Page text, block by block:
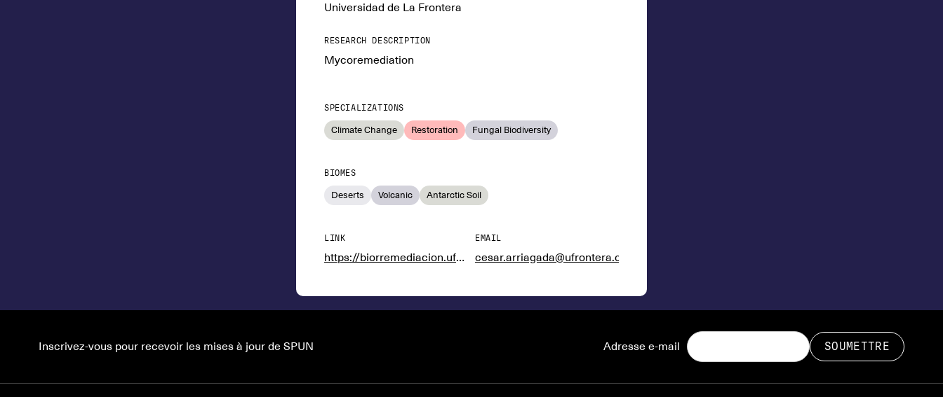
Universidad de La Frontera
RESEARCH DESCRIPTION
Mycoremediation
SPECIALIZATIONS
Climate Change Restoration Fungal Biodiversity
BIOMES
Deserts Volcanic Antarctic Soil
LINK
https://biorremediacion.ufro.cl
EMAIL
cesar.arriagada@ufrontera.cl
Inscrivez-vous pour recevoir les mises à jour de SPUN Adresse e-mail